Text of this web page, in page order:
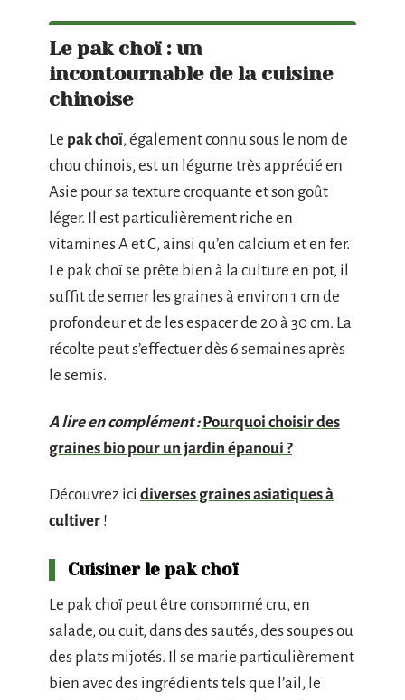
Le pak choï : un
incontournable de la cuisine
chinoise
Le pak choï, également connu sous le nom de
chou chinois, est un légume très apprécié en
Asie pour sa texture croquante et son goût
léger. Il est particulièrement riche en
vitamines A et C, ainsi qu’en calcium et en fer.
Le pak choï se prête bien à la culture en pot, il
suffit de semer les graines à environ 1 cm de
profondeur et de les espacer de 20 à 30 cm. La
récolte peut s’effectuer dès 6 semaines après
le semis.
A lire en complément : Pourquoi choisir des
graines bio pour un jardin épanoui ?
Découvrez ici diverses graines asiatiques à
cultiver !
Cuisiner le pak choï
Le pak choï peut être consommé cru, en
salade, ou cuit, dans des sautés, des soupes ou
des plats mijotés. Il se marie particulièrement
bien avec des ingrédients tels que l’ail, le